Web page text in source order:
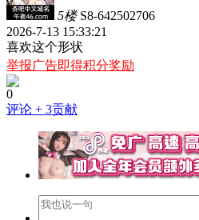
5楼 S8-642502706
2026-7-13 15:33:21
喜欢这个形状
举报广告即得积分奖励
0
评论 + 3贡献